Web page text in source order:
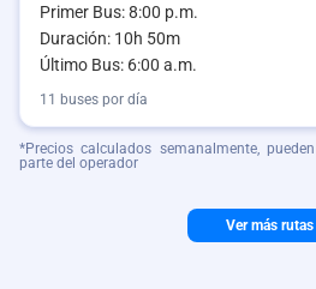
Primer Bus: 8:00 p.m.
Duración: 10h 50m
Último Bus: 6:00 a.m.
11 buses por día
*Precios calculados semanalmente,
parte del operador
Ver más rutas